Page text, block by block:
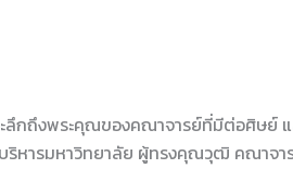
ลึกถึงพระคุณของคณาจารย์ที่มีต่อศิษ
หารมหาวิทยาลัย ผู้ทรงคุณวุฒิ คณาจา